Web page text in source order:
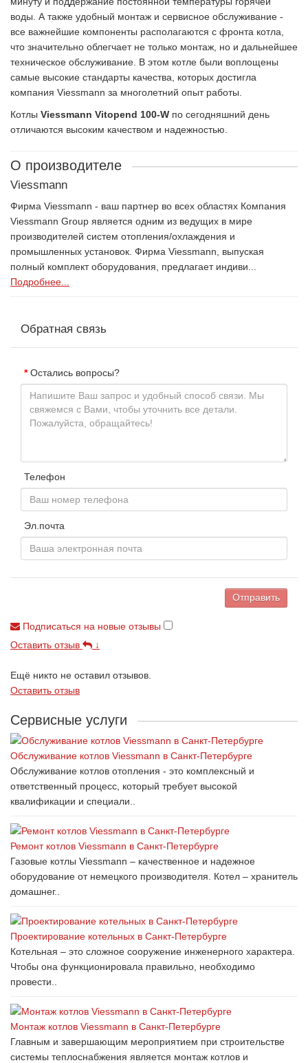
воды. А также удобный монтаж и сервисное обслуживание -
все важнейшие компоненты располагаются с фронта котла,
что значительно облегчает не только монтаж, но и дальнейшее
техническое обслуживание. В этом котле были воплощены
самые высокие стандарты качества, которых достигла
компания Viessmann за многолетний опыт работы.
Котлы Viessmann Vitopend 100-W по сегодняшний день
отличаются высоким качеством и надежностью.
О производителе
Viessmann
Фирма Viessmann - ваш партнер во всех областях Компания
Viessmann Group является одним из ведущих в мире
производителей систем отопления/охлаждения и
промышленных установок. Фирма Viessmann, выпуская
полный комплект оборудования, предлагает индиви...
Подробнее...
Обратная связь
Остались вопросы?
Телефон
Эл.почта
Отправить
Подписаться на новые отзывы
Оставить отзыв
↓
Ещё никто не оставил отзывов.
Оставить отзыв
Сервисные услуги
Обслуживание котлов Viessmann в Санкт-Петербурге
Обслуживание котлов отопления - это комплексный и
ответственный процесс, который требует высокой
квалификации и специали..
Ремонт котлов Viessmann в Санкт-Петербурге
Газовые котлы Viessmann – качественное и надежное
оборудование от немецкого производителя. Котел – хранитель
домашнег..
Проектирование котельных в Санкт-Петербурге
Котельная – это сложное сооружение инженерного характера.
Чтобы она функционировала правильно, необходимо
провести..
Монтаж котлов Viessmann в Санкт-Петербурге
Главным и завершающим мероприятием при строительстве
системы теплоснабжения является монтаж котлов и